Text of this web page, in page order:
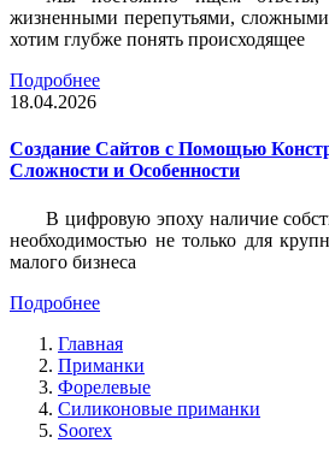
жизненными перепутьями,
хотим глубже понять происходящее
Подробнее
18.04.2026
Создание Сайтов с Помощью
Сложности и Особенности
В цифровую эпоху наличие
необходимостью не только для
малого бизнеса
Подробнее
Главная
Приманки
Форелевые
Силиконовые приманки
Soorex